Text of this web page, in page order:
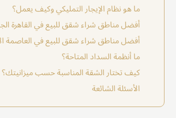
ما هو نظام الإيجار التمليكي وكيف يعمل؟
أفضل مناطق شراء شقق للبيع في القاهرة
أفضل مناطق شراء شقق للبيع في العاصمة
ما أنظمة السداد المتاحة؟
كيف تختار الشقة المناسبة حسب ميزانيتك؟
الأسئلة الشائعة